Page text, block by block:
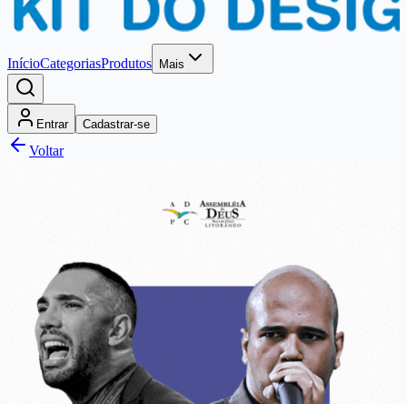
InícioCategoriasProdutos Mais
Entrar Cadastrar-se
Voltar